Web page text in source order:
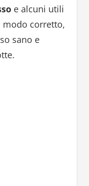
e alcuni utili
modo corretto,
sano e